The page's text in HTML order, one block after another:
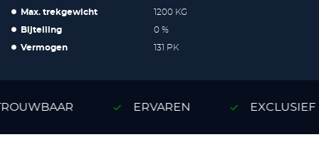
Max. trekgewicht 1200 KG
Bijtelling 0 %
Vermogen 131 PK
ERVAREN EXCLUSIEF